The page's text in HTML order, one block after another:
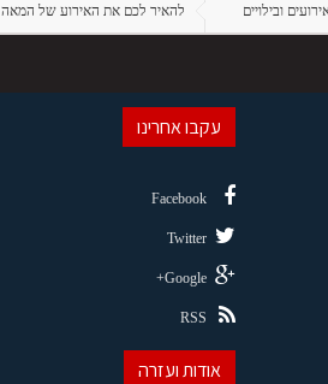
ובילויים להאיר לכם את האירוע של המאה
עקבו אחרינו
Facebook
Twitter
Google+
RSS
אודות ועזרה